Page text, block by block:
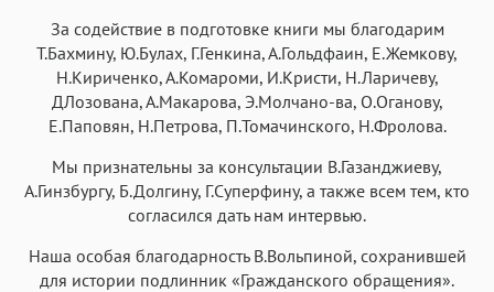
За содействие в подготовке книги мы благодарим
Т.Бахмину, Ю.Булах, Г.Генкина, А.Гольдфаин, Е.Жемкову,
Н.Кириченко, А.Комароми, И.Кристи, Н.Ларичеву,
ДЛозована, А.Макарова, Э.Молчано-ва, О.Оганову,
Е.Паповян, Н.Петрова, П.Томачинского, Н.Фролова.
Мы признательны за консультации В.Газанджиеву,
А.Гинзбургу, Б.Долгину, Г.Суперфину, а также всем тем, кто
согласился дать нам интервью.
Наша особая благодарность В.Вольпиной, сохранившей
для истории подлинник «Гражданского обращения».